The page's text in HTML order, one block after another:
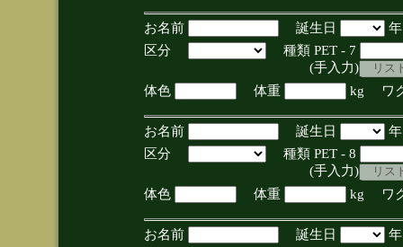
お名前 誕生日
区分
種類 PET - 7
(手入力)
体色
体重 kg ワ
お名前 誕生日
区分
種類 PET - 8
(手入力)
体色
体重 kg ワ
お名前 誕生日